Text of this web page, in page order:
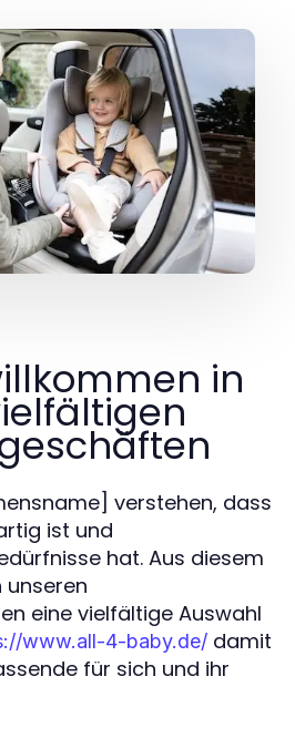
in
verstehen, dass
ist und
hat. Aus diesem
unseren
eine vielfältige Auswahl
www.all-4-baby.de/ damit
für sich und ihr